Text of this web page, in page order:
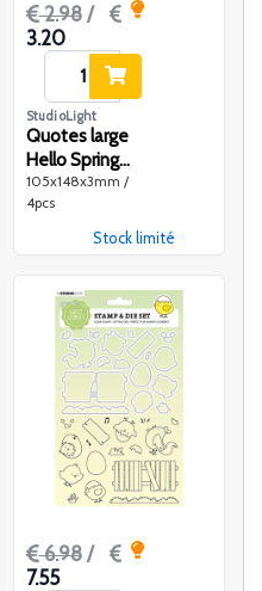
2.98 /
3.20
StudioLight
Quotes large
Hello Spring
Sweet Stories
nr.214
105x148x3mm /
4pcs
Stock limité
6.98 /
7.55